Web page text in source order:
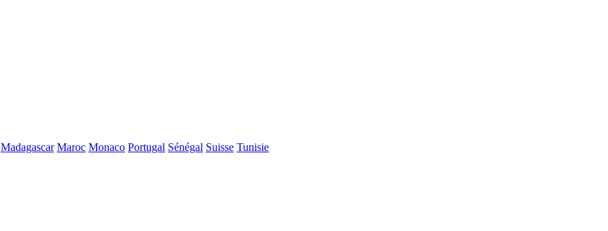
Madagascar Maroc Monaco Portugal Sénégal Suisse Tunisie